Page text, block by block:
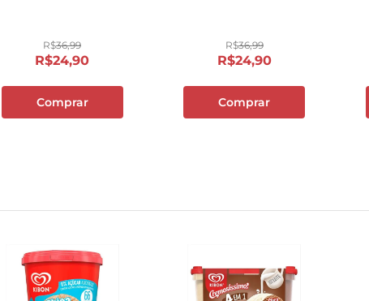
R$36,99
R$24,90
Comprar
R$36,99
R$24,90
Comprar